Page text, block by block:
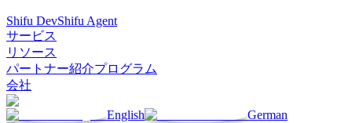
Shifu DevShifu Agent
サービス
リソース
パートナー紹介プログラム
会社
English
German